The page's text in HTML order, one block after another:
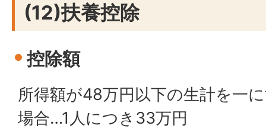
(12)扶養控除
控除額
所得額が48万円以下の生計を一
場合…1人につき33万円